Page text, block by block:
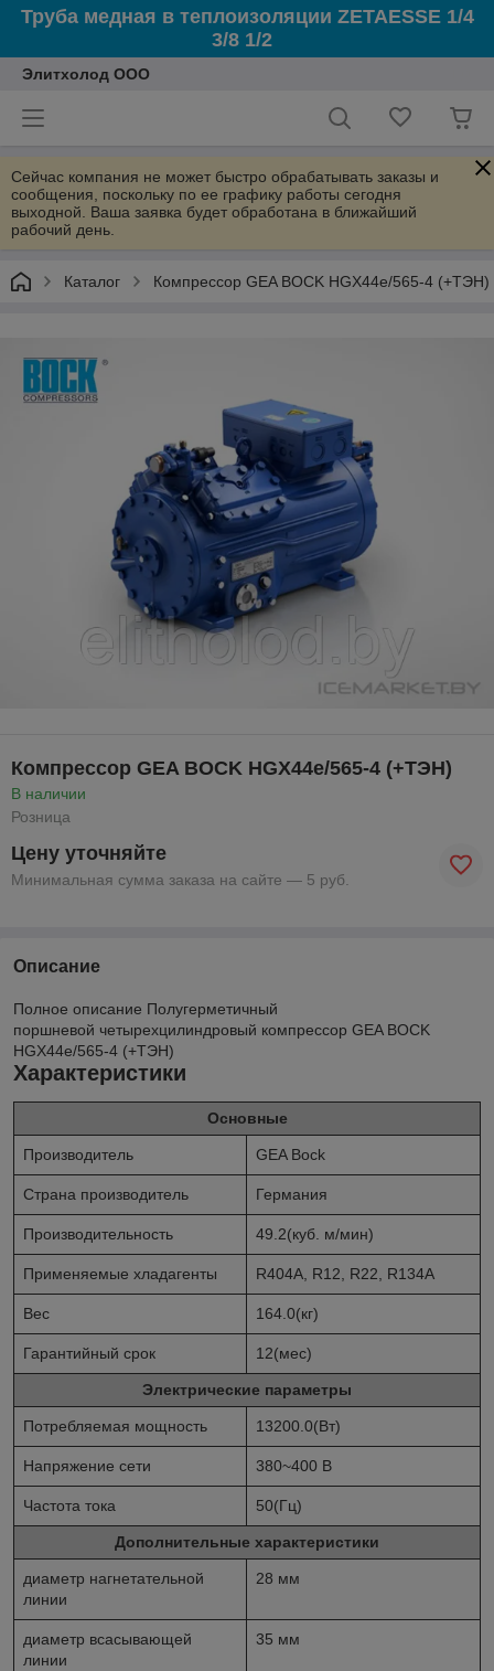
Труба медная в теплоизоляции ZETAESSE 1/4
3/8 1/2
Элитхолод ООО
Сейчас компания не может быстро обрабатывать заказы и
сообщения, поскольку по ее графику работы сегодня
выходной. Ваша заявка будет обработана в ближайший
рабочий день.
Каталог Компрессор GEA BOCK HGX44e/565-4 (+ТЭН)
Компрессор GEA BOCK HGX44e/565-4 (+ТЭН)
В наличии
Розница
Цену уточняйте
Минимальная сумма заказа на сайте — 5 руб.
Описание
Полное описание Полугерметичный
поршневой четырехцилиндровый компрессор GEA BOCK
HGX44e/565-4 (+ТЭН)
Характеристики
Основные
Производитель GEA Bock
Страна производитель Германия
Производительность 49.2(куб. м/мин)
Применяемые хладагенты R404A, R12, R22, R134A
Вес 164.0(кг)
Гарантийный срок 12(мес)
Электрические параметры
Потребляемая мощность 13200.0(Вт)
Напряжение сети 380~400 В
Частота тока 50(Гц)
Дополнительные характеристики
диаметр нагнетательной
линии
28 мм
диаметр всасывающей
линии
35 мм